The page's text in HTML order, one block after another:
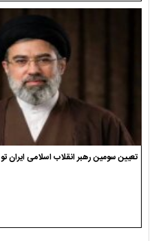
تعیین سومین رهبر انقلاب اسلامی